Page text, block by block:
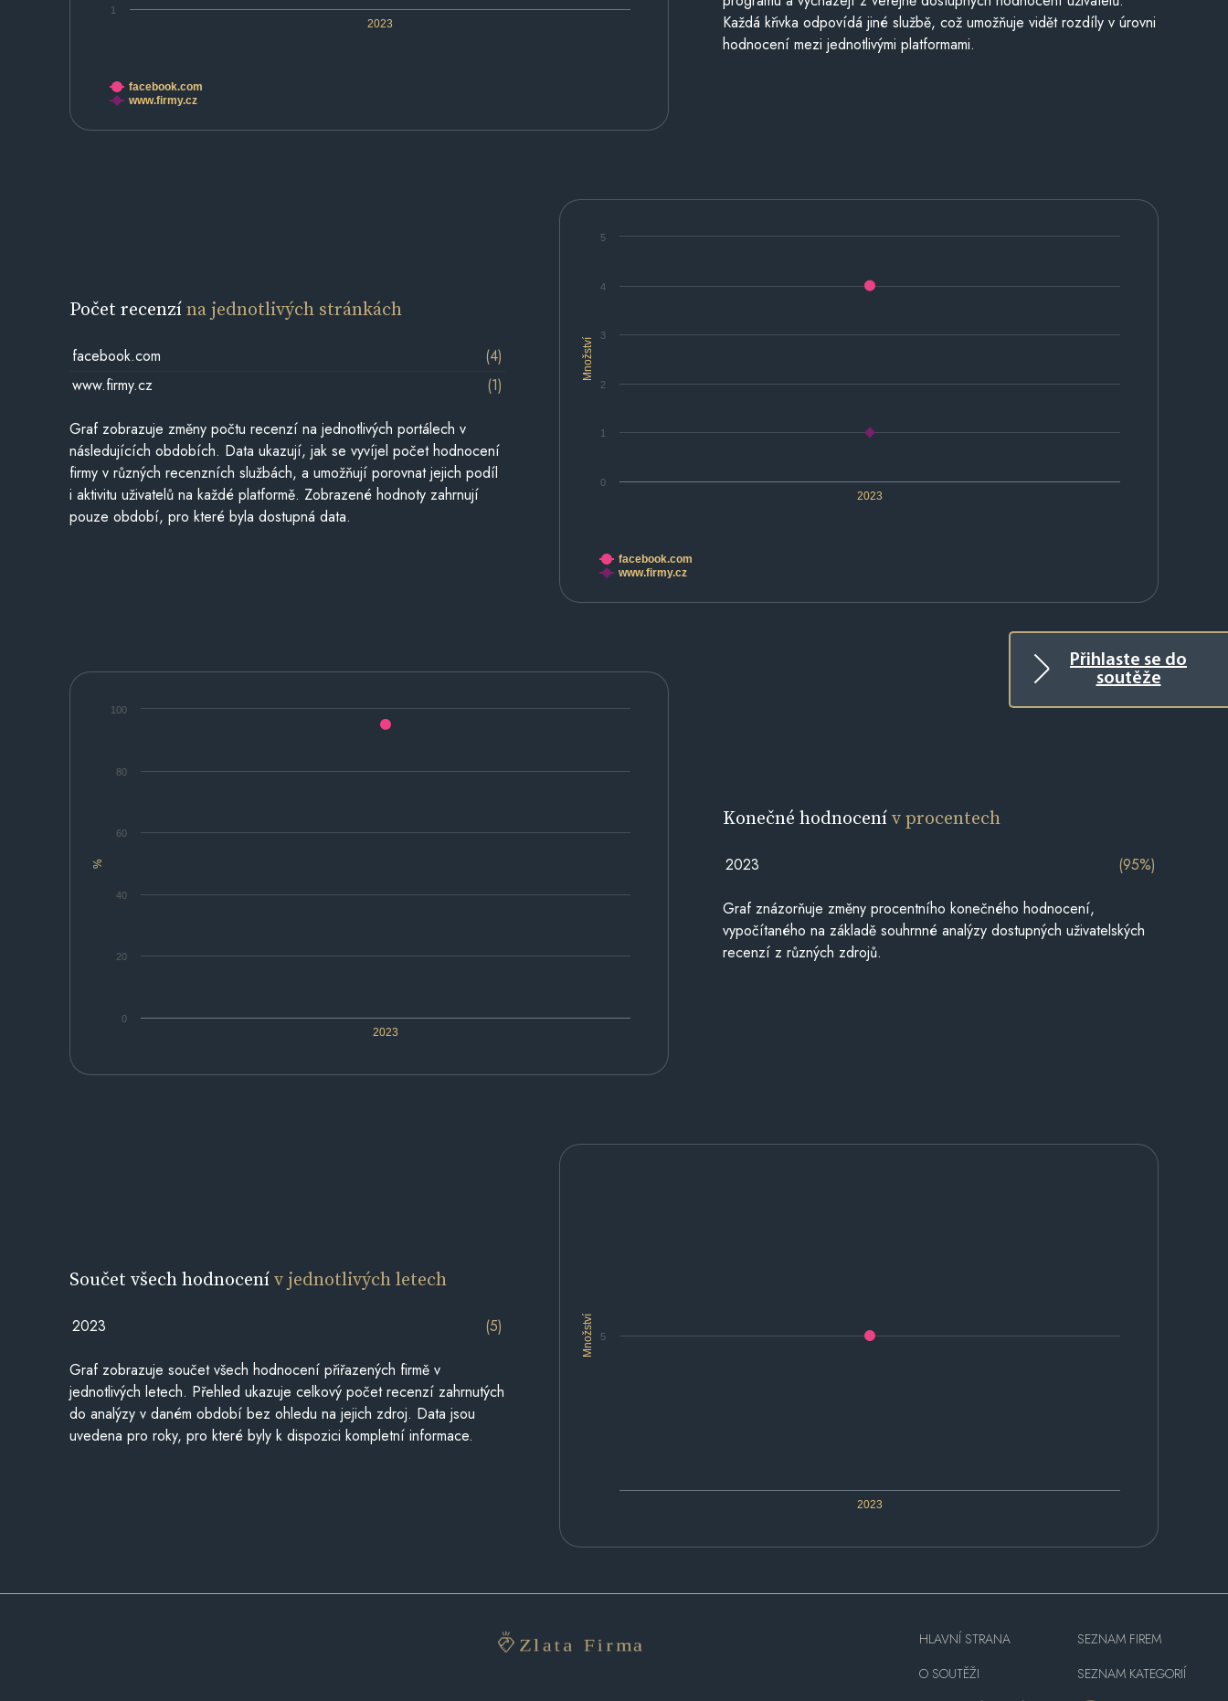
Přihlaste se do
soutěže
2023
1
facebook.com
www.firmy.cz
Každá křivka odpovídá jiné službě, což umožňuje vidět rozdíly v úrovni
hodnocení mezi jednotlivými platformami.
Množství
2023
0
1
2
3
4
5
facebook.com
www.firmy.cz
Počet recenzína jednotlivých stránkách
facebook.com
(4)
www.firmy.cz
(1)
Graf zobrazuje změny počtu recenzí na jednotlivých portálech v
následujících obdobích. Data ukazují, jak se vyvíjel počet hodnocení
firmy v různých recenzních službách, a umožňují porovnat jejich podíl
i aktivitu uživatelů na každé platformě. Zobrazené hodnoty zahrnují
pouze období, pro které byla dostupná data.
%
2023
0
20
40
60
80
100
Konečné hodnocenív procentech
2023 (95%)
Graf znázorňuje změny procentního konečného hodnocení,
vypočítaného na základě souhrnné analýzy dostupných uživatelských
recenzí z různých zdrojů.
Množství
2023
5
Součet všech hodnocenív jednotlivých letech
2023 (5)
Graf zobrazuje součet všech hodnocení přiřazených firmě v
jednotlivých letech. Přehled ukazuje celkový počet recenzí zahrnutých
do analýzy v daném období bez ohledu na jejich zdroj. Data jsou
uvedena pro roky, pro které byly k dispozici kompletní informace.
HLAVNÍ STRANA
O SOUTĚŽI
SEZNAM FIREM
SEZNAM KATEGORIÍ